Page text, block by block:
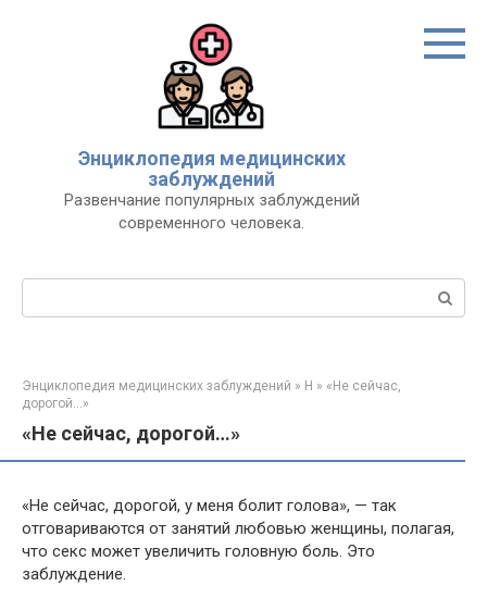
Энциклопедия медицинских
заблуждений
Развенчание популярных заблуждений
современного человека.
Поиск:
Энциклопедия медицинских заблуждений » Н » «Не сейчас,
дорогой…»
«Не сейчас, дорогой…»
«Не сейчас, дорогой, у меня болит голова», — так
отговариваются от занятий любовью женщины, полагая,
что секс может увеличить головную боль. Это
заблуждение.